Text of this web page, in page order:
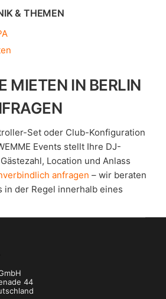
& THEMEN
MIETEN IN BERLIN
Set oder Club-Konfiguration
Events stellt Ihre DJ-
Location und Anlass
anfragen – wir beraten
in der Regel innerhalb eines
44